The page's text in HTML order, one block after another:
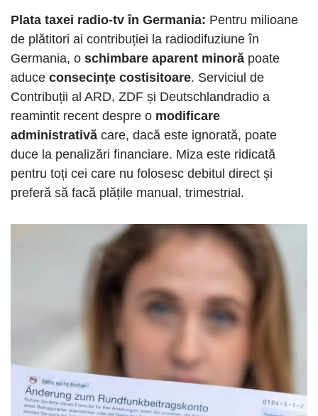
Plata taxei radio-tv în Germania: Pentru milioane
de plătitori ai contribuției la radiodifuziune în
Germania, o schimbare aparent minoră poate
aduce consecințe costisitoare. Serviciul de
Contribuții al ARD, ZDF și Deutschlandradio a
reamintit recent despre o modificare
administrativă care, dacă este ignorată, poate
duce la penalizări financiare. Miza este ridicată
pentru toți cei care nu folosesc debitul direct și
preferă să facă plățile manual, trimestrial.